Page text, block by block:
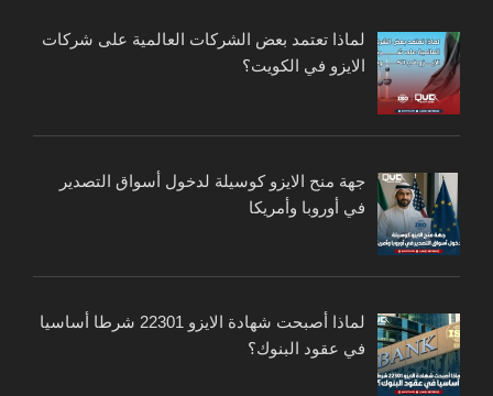
لماذا تعتمد بعض الشركات العالمية على شركات
الايزو في الكويت؟
جهة منح الايزو كوسيلة لدخول أسواق التصدير
في أوروبا وأمريكا
لماذا أصبحت شهادة الايزو 22301 شرطا أساسيا
في عقود البنوك؟